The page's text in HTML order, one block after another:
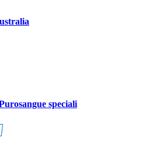
speciali